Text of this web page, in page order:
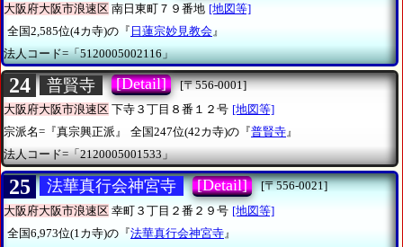
大阪府大阪市浪速区 南日東町７９番地 [地図等]
全国2,585位(4カ寺)の『 日蓮宗妙見教会 』
法人コード=「5120005002116」
24 普賢寺 [Detail]
[〒556-0001]
大阪府大阪市浪速区 下寺３丁目８番１２号 [地図等]
宗派名=『真宗興正派』
全国247位(42カ寺)の『普賢寺』
法人コード=「2120005001533」
25 法華真行会神宮寺 [Detail]
[〒556-0021]
大阪府大阪市浪速区 幸町３丁目２番２９号 [地図等]
全国6,973位(1カ寺)の『法華真行会神宮寺 』